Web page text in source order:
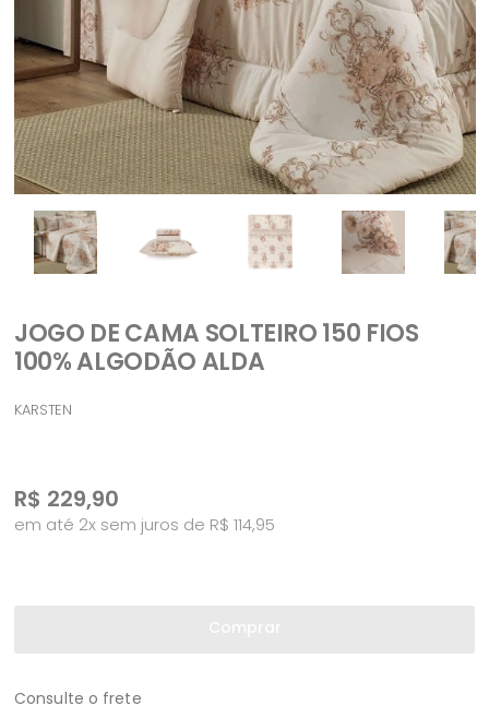
JOGO DE CAMA SOLTEIRO 150 FIOS
100% ALGODÃO ALDA
KARSTEN
R$ 229,90
em até 2x sem juros de R$ 114,95
Consulte o frete